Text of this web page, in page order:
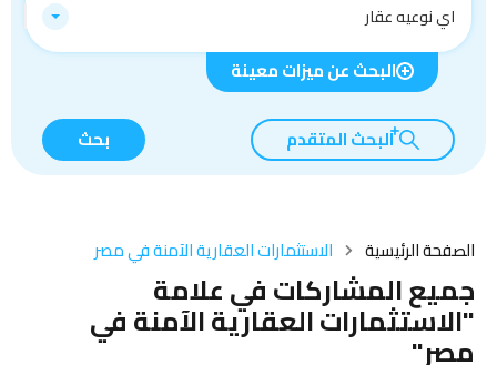
اي نوعيه عقار
البحث عن ميزات معينة
البحث المتقدم بحث
الصفحة الرئيسية الاستثمارات العقارية الآمنة في مصر
جميع المشاركات في علامة
"الاستثمارات العقارية الآمنة في
مصر"